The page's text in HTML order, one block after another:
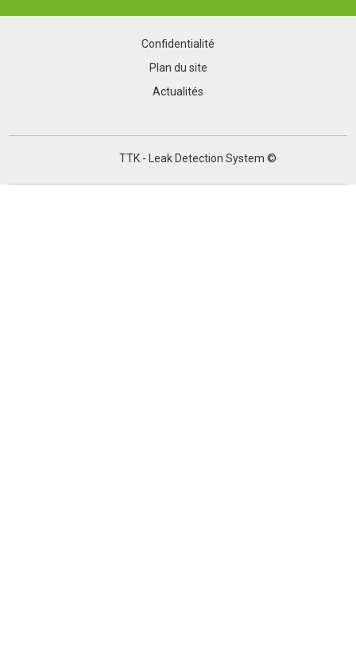
Confidentialité
Plan du site
Actualités
TTK - Leak Detection System ©